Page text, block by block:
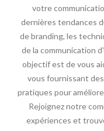
votre
dernières tendances
de branding, les
de la communication
objectif est de vous
vous fournissant
pratiques pour
Rejoignez notre
expériences et